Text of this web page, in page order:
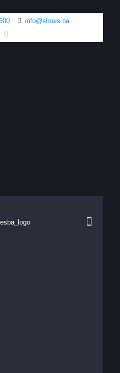
info@shoes.ba